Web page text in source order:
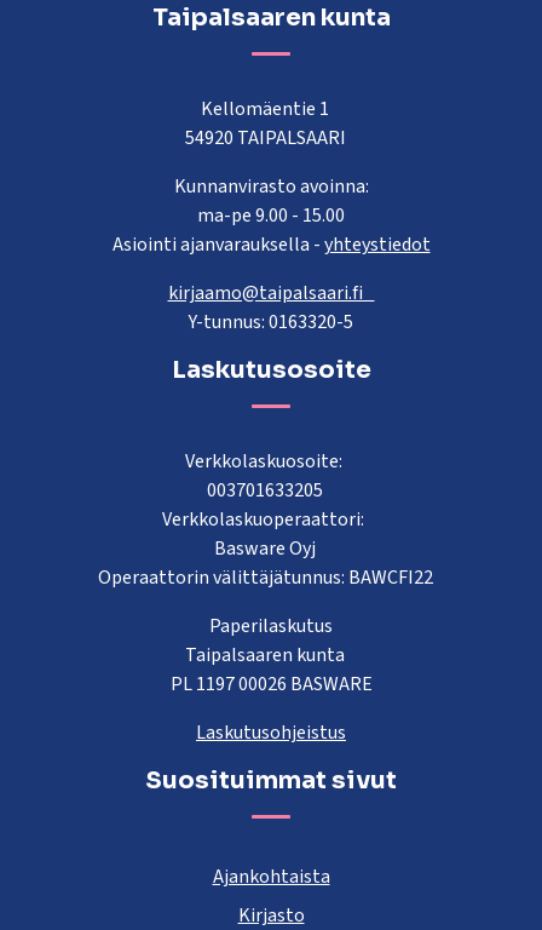
Taipalsaaren kunta
Kellomäentie 1
54920 TAIPALSAARI
Kunnanvirasto avoinna:
ma-pe 9.00 - 15.00
Asiointi ajanvarauksella -yhteystiedot
kirjaamo@taipalsaari.fi
Y-tunnus: 0163320-5
Laskutusosoite
Verkkolaskuosoite:
003701633205
Verkkolaskuoperaattori:
Basware Oyj
Operaattorin välittäjätunnus: BAWCFI22
Paperilaskutus
Taipalsaaren kunta
PL 1197 00026 BASWARE
Laskutusohjeistus
Suosituimmat sivut
Ajankohtaista
Kirjasto